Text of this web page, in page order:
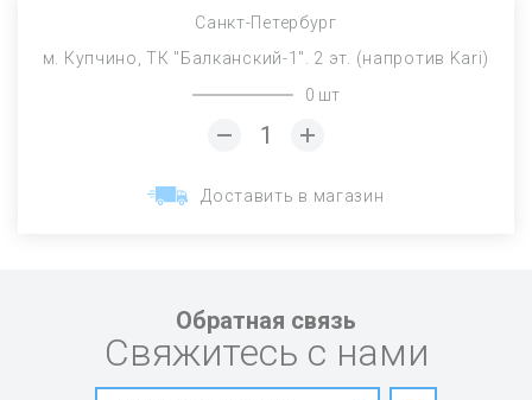
Санкт-Петербург
м. Купчино, ТК "Балканский-1". 2 эт. (напротив Kari)
0 шт
Доставить в магазин
Обратная связь
Свяжитесь с нами